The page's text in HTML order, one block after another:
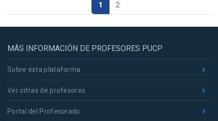
1 2
MÁS INFORMACIÓN DE PROFESORES PUCP
Sobre esta plataforma
Ver cifras de profesores
Portal del Profesorado